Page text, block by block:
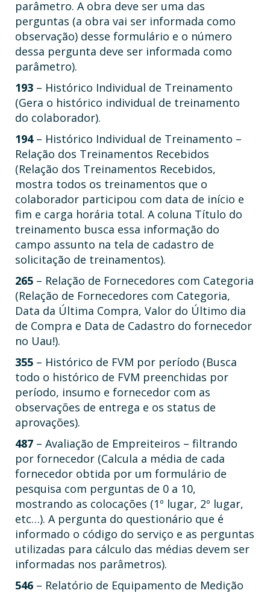
parâmetro. A obra deve ser uma das
perguntas (a obra vai ser informada como
observação) desse formulário e o número
dessa pergunta deve ser informada como
parâmetro).
193 – Histórico Individual de Treinamento
(Gera o histórico individual de treinamento
do colaborador).
194 – Histórico Individual de Treinamento –
Relação dos Treinamentos Recebidos
(Relação dos Treinamentos Recebidos,
mostra todos os treinamentos que o
colaborador participou com data de início e
fim e carga horária total. A coluna Título do
treinamento busca essa informação do
campo assunto na tela de cadastro de
solicitação de treinamentos).
265 – Relação de Fornecedores com Categoria
(Relação de Fornecedores com Categoria,
Data da Última Compra, Valor do Último dia
de Compra e Data de Cadastro do fornecedor
no Uau!).
355 – Histórico de FVM por período (Busca
todo o histórico de FVM preenchidas por
período, insumo e fornecedor com as
observações de entrega e os status de
aprovações).
487 – Avaliação de Empreiteiros – filtrando
por fornecedor (Calcula a média de cada
fornecedor obtida por um formulário de
pesquisa com perguntas de 0 a 10,
mostrando as colocações (1º lugar, 2º lugar,
etc…). A pergunta do questionário que é
informado o código do serviço e as perguntas
utilizadas para cálculo das médias devem ser
informadas nos parâmetros).
546 – Relatório de Equipamento de Medição